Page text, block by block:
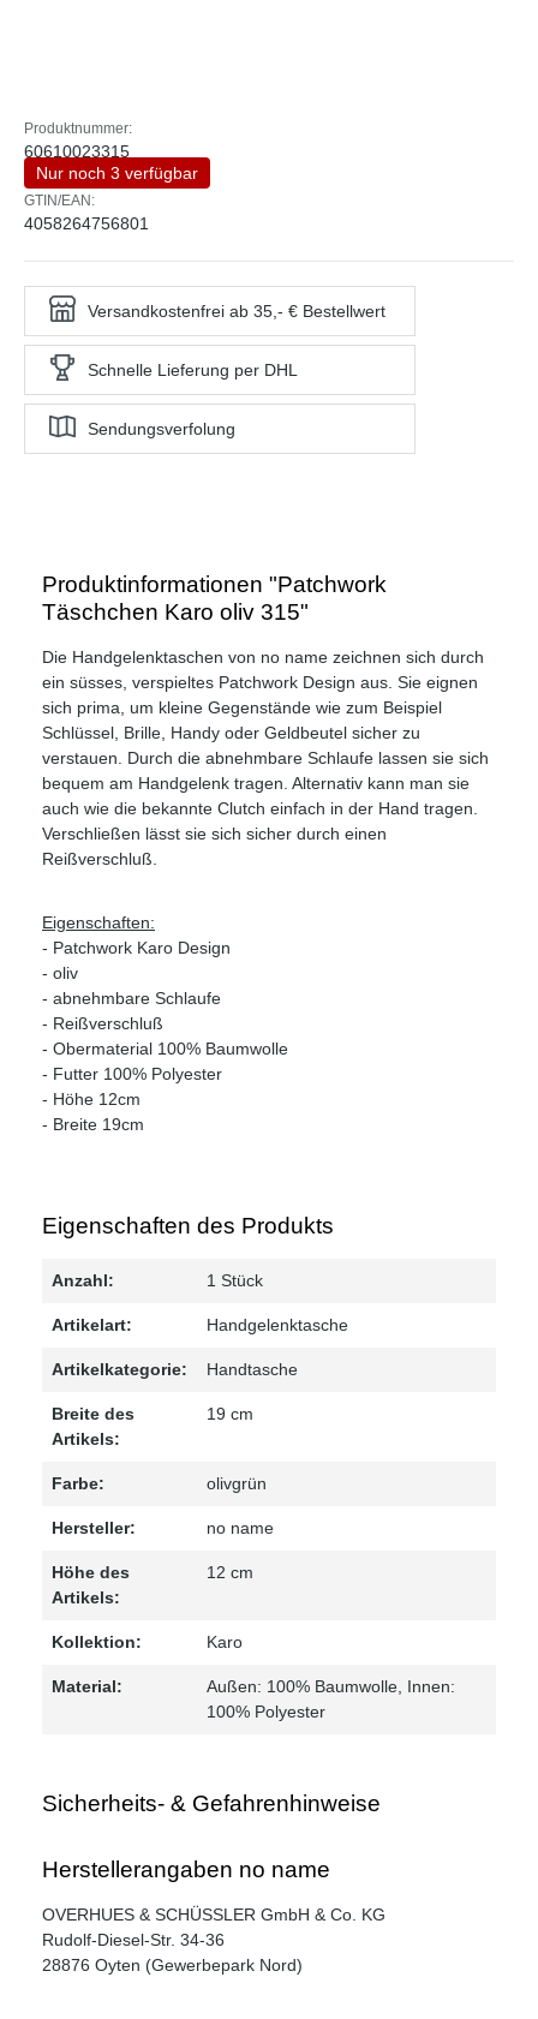
Produktnummer:
60610023315
Nur noch 3 verfügbar
GTIN/EAN:
4058264756801
Versandkostenfrei ab 35,- € Bestellwert
Schnelle Lieferung per DHL
Sendungsverfolung
Produktinformationen "Patchwork
Täschchen Karo oliv 315"
Die Handgelenktaschen von no name zeichnen sich durch
ein süsses, verspieltes Patchwork Design aus. Sie eignen
sich prima, um kleine Gegenstände wie zum Beispiel
Schlüssel, Brille, Handy oder Geldbeutel sicher zu
verstauen. Durch die abnehmbare Schlaufe lassen sie sich
bequem am Handgelenk tragen. Alternativ kann man sie
auch wie die bekannte Clutch einfach in der Hand tragen.
Verschließen lässt sie sich sicher durch einen
Reißverschluß.
Eigenschaften:
- Patchwork Karo Design
- oliv
- abnehmbare Schlaufe
- Reißverschluß
- Obermaterial 100% Baumwolle
- Futter 100% Polyester
- Höhe 12cm
- Breite 19cm
Eigenschaften des Produkts
Anzahl: 1 Stück
Artikelart: Handgelenktasche
Artikelkategorie: Handtasche
Breite des
Artikels:
19 cm
Farbe: olivgrün
Hersteller: no name
Höhe des
Artikels:
12 cm
Kollektion: Karo
Material: Außen: 100% Baumwolle , Innen:
100% Polyester
Sicherheits- & Gefahrenhinweise
Herstellerangaben no name
OVERHUES & SCHÜSSLER GmbH & Co. KG
Rudolf-Diesel-Str. 34-36
28876 Oyten (Gewerbepark Nord)